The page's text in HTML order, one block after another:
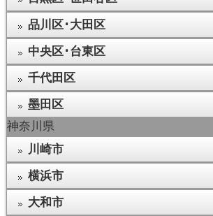
品川区･大田区
中央区･台東区
千代田区
墨田区
神奈川県
川崎市
横浜市
大和市